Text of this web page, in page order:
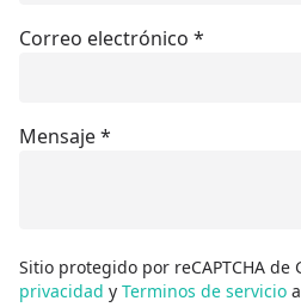
Correo electrónico *
Mensaje*
Sitio protegido por reCAPTCHA de
privacidad y Terminos de servicio